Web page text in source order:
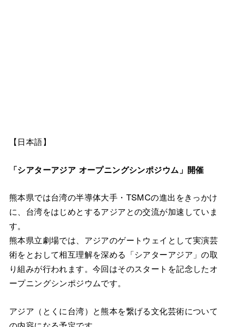
【日本語】
「シアターアジア オープニングシンポジウム」開催
熊本県では台湾の半導体大手・TSMCの進出をきっかけ
に、台湾をはじめとするアジアとの交流が加速していま
す。
熊本県立劇場では、アジアのゲートウェイとして実演芸
術をとおして相互理解を深める「シアターアジア」の取
り組みが行われます。今回はそのスタートを記念したオ
ープニングシンポジウムです。
アジア（とくに台湾）と熊本を繋げる文化芸術について